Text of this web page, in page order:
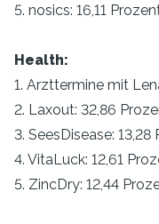
5. nosics: 16,11
Health:
1. Arzttermine mit
2. Laxout: 32,86
3. SeesDisease: 13,28
4. VitaLuck: 12,61
5. ZincDry: 12,44